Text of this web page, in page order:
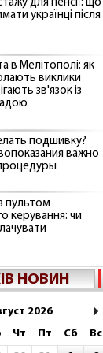
для пенсії: що
українці після
в Мелітополі: як
виклики
зв'язок із
подшивку?
важно
пультом
керування: чи
НОВИН
2026
Чт Пт Сб
Вс